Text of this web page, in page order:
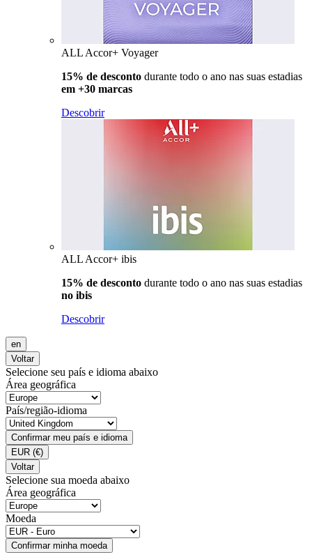
ALL Accor+ Voyager
15% de desconto durante todo o ano nas suas estadias
em +30 marcas
Descobrir
ALL Accor+ ibis
15% de desconto durante todo o ano nas suas estadias
no ibis
Descobrir
en
Voltar
Selecione seu país e idioma abaixo
Área geográfica
País/região-idioma
Confirmar meu país e idioma
EUR (€)
Voltar
Selecione sua moeda abaixo
Área geográfica
Moeda
Confirmar minha moeda